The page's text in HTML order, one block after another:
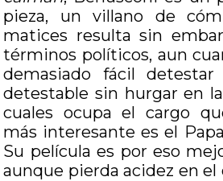
pieza, un villano de
matices resulta sin
términos políticos, aun
demasiado fácil
detestable sin hurgar en
cuales ocupa el cargo
más interesante es el
Su película es por eso
aunque pierda acidez en el